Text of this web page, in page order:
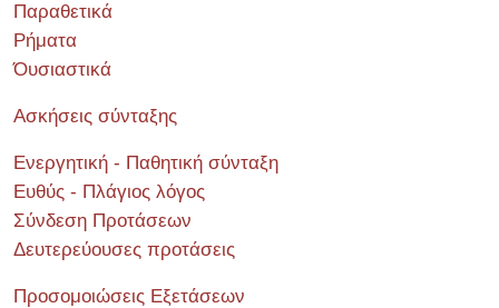
Παραθετικά
Ρήματα
Όυσιαστικά
Ασκήσεις σύνταξης
Ενεργητική - Παθητική σύνταξη
Ευθύς - Πλάγιος λόγος
Σύνδεση Προτάσεων
Δευτερεύουσες προτάσεις
Προσομοιώσεις Εξετάσεων